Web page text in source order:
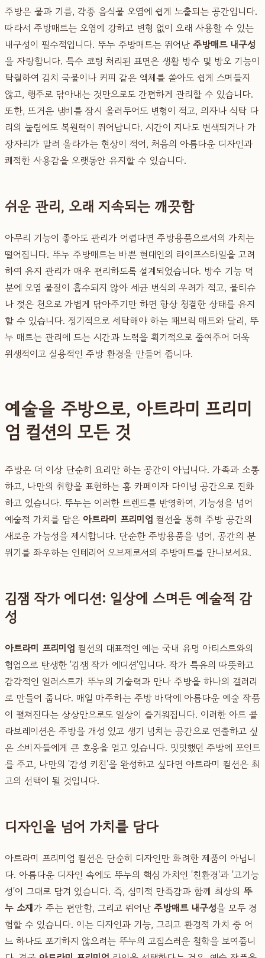
주방은 물과 기름, 각종 음식물 오염에 쉽게 노출되는 공간입니다.
따라서 주방매트는 오염에 강하고 변형 없이 오래 사용할 수 있는
내구성이 필수적입니다. 뚜누 주방매트는 뛰어난 주방매트 내구성
을 자랑합니다. 특수 코팅 처리된 표면은 생활 방수 및 방오 기능이
탁월하여 김치 국물이나 커피 같은 액체를 쏟아도 쉽게 스며들지
않고, 행주로 닦아내는 것만으로도 간편하게 관리할 수 있습니다.
또한, 뜨거운 냄비를 잠시 올려두어도 변형이 적고, 의자나 식탁 다
리의 눌림에도 복원력이 뛰어납니다. 시간이 지나도 변색되거나 가
장자리가 말려 올라가는 현상이 적어, 처음의 아름다운 디자인과
쾌적한 사용감을 오랫동안 유지할 수 있습니다.
쉬운 관리, 오래 지속되는 깨끗함
아무리 기능이 좋아도 관리가 어렵다면 주방용품으로서의 가치는
떨어집니다. 뚜누 주방매트는 바쁜 현대인의 라이프스타일을 고려
하여 유지 관리가 매우 편리하도록 설계되었습니다. 방수 기능 덕
분에 오염 물질이 흡수되지 않아 세균 번식의 우려가 적고, 물티슈
나 젖은 천으로 가볍게 닦아주기만 하면 항상 청결한 상태를 유지
할 수 있습니다. 정기적으로 세탁해야 하는 패브릭 매트와 달리, 뚜
누 매트는 관리에 드는 시간과 노력을 획기적으로 줄여주어 더욱
위생적이고 실용적인 주방 환경을 만들어 줍니다.
예술을 주방으로, 아트라미 프리미
엄 컬션의 모든 것
주방은 더 이상 단순히 요리만 하는 공간이 아닙니다. 가족과 소통
하고, 나만의 취향을 표현하는 홈 카페이자 다이닝 공간으로 진화
하고 있습니다. 뚜누는 이러한 트렌드를 반영하여, 기능성을 넘어
예술적 가치를 담은 아트라미 프리미엄 컬션을 통해 주방 공간의
새로운 가능성을 제시합니다. 단순한 주방용품을 넘어, 공간의 분
위기를 좌우하는 인테리어 오브제로서의 주방매트를 만나보세요.
김잼 작가 에디션: 일상에 스며든 예술적 감
성
아트라미 프리미엄 컬션의 대표적인 예는 국내 유명 아티스트와의
협업으로 탄생한 '김잼 작가 에디션'입니다. 작가 특유의 따뜻하고
감각적인 일러스트가 뚜누의 기술력과 만나 주방을 하나의 갤러리
로 만들어 줍니다. 매일 마주하는 주방 바닥에 아름다운 예술 작품
이 펼쳐진다는 상상만으로도 일상이 즐거워집니다. 이러한 아트 콜
라보레이션은 주방을 개성 있고 생기 넘치는 공간으로 연출하고 싶
은 소비자들에게 큰 호응을 얻고 있습니다. 밋밋했던 주방에 포인트
를 주고, 나만의 '감성 키친'을 완성하고 싶다면 아트라미 컬션은 최
고의 선택이 될 것입니다.
디자인을 넘어 가치를 담다
아트라미 프리미엄 컬션은 단순히 디자인만 화려한 제품이 아닙니
다. 아름다운 디자인 속에도 뚜누의 핵심 가치인 '친환경'과 '고기능
성'이 그대로 담겨 있습니다. 즉, 심미적 만족감과 함께 최상의 뚜
누 소재가 주는 편안함, 그리고 뛰어난 주방매트 내구성을 모두 경
험할 수 있습니다. 이는 디자인과 기능, 그리고 환경적 가치 중 어
느 하나도 포기하지 않으려는 뚜누의 고집스러운 철학을 보여줍니